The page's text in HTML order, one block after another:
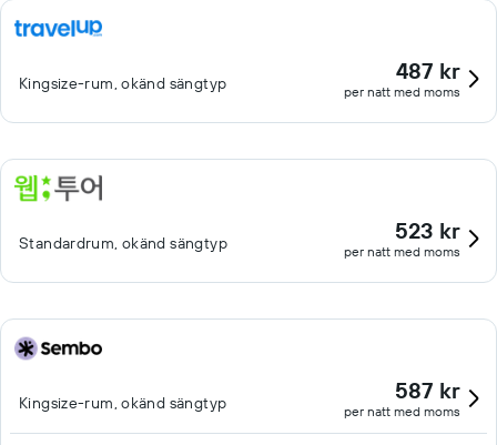
Kingsize-rum, okänd sängtyp 487 kr
per natt med moms
Standardrum, okänd sängtyp 523 kr
per natt med moms
Kingsize-rum, okänd sängtyp 587 kr
per natt med moms